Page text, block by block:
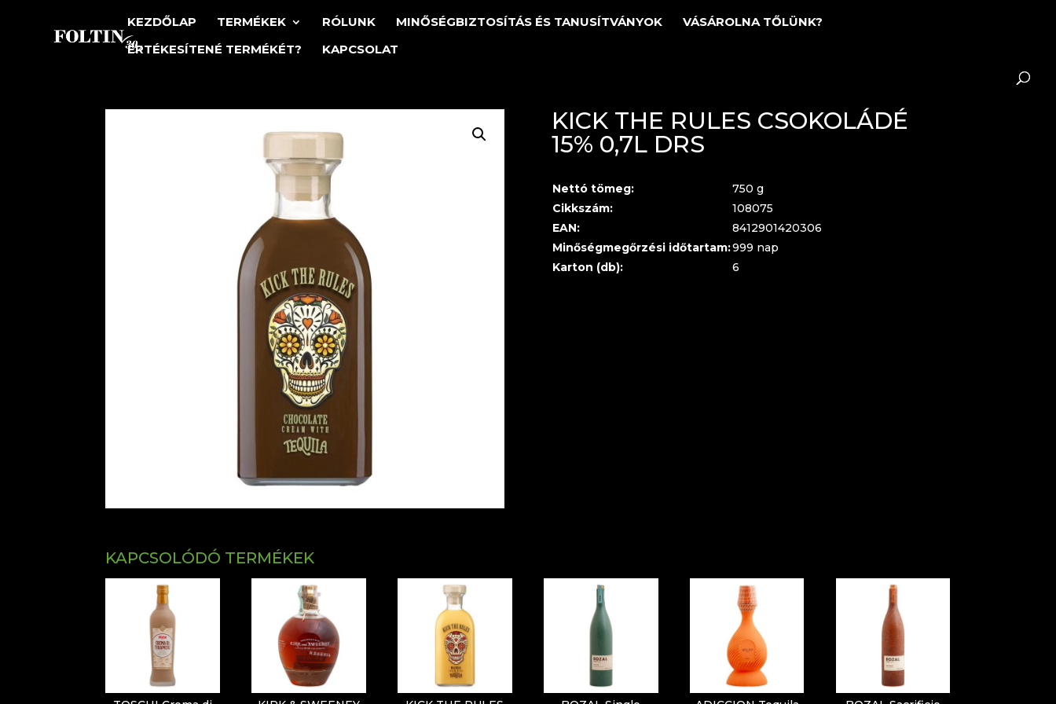
KEZDŐLAP TERMÉKEK RÓLUNK MINŐSÉGBIZTOSÍTÁS ÉS TANUSÍTVÁNYOK
VÁSÁROLNA TŐLÜNK?
ÉRTÉKESÍTENÉ TERMÉKÉT?
KAPCSOLAT
KICK THE RULES CSOKOLÁDÉ
15% 0,7L DRS
Nettó tömeg:
750 g
Cikkszám:
108075
EAN:
8412901420306
Minőségmegőrzési időtartam:999 nap
Karton (db):
6
KAPCSOLÓDÓ TERMÉKEK